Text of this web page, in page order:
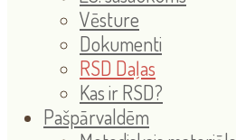
Vēsture
Dokumenti
RSD Daļas
Kas ir RSD?
Pašpārvaldēm